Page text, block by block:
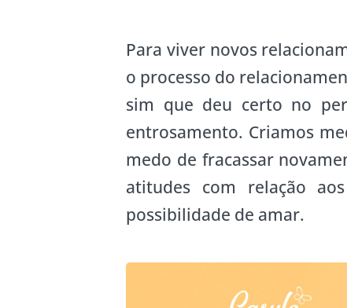
Para viver novos
o processo do
sim que deu certo no
entrosamento. Criamos
medo de fracassar
atitudes com relação
possibilidade de amar.